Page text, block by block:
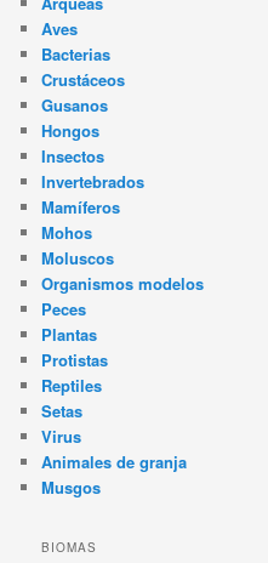
Aves
Bacterias
Crustáceos
Gusanos
Hongos
Insectos
Invertebrados
Mamíferos
Mohos
Moluscos
Organismos modelos
Peces
Plantas
Protistas
Reptiles
Setas
Virus
Animales de granja
Musgos
BIOMAS